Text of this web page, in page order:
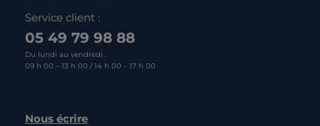
Service client :
05 49 79 98 88
Du lundi au vendredi :
09 h 00 – 13 h 00 / 14 h 00 – 17 h 00
Nous écrire